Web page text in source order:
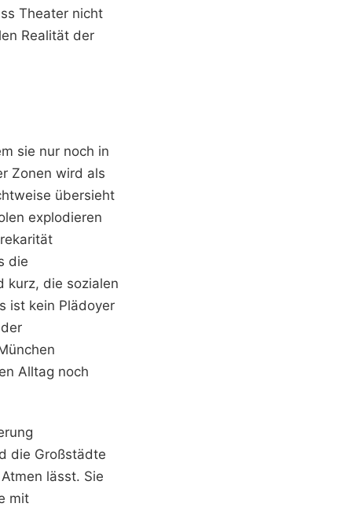
Theater nicht
Realität der
sie nur noch in
Zonen wird als
übersieht
explodieren
die
kurz, die sozialen
ist kein Plädoyer
Alltag noch
die Großstädte
lässt. Sie
mit